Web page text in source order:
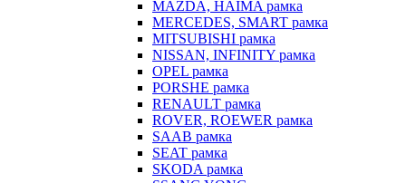
MAZDA, HAIMA рамка
MERCEDES, SMART рамка
MITSUBISHI рамка
NISSAN, INFINITY рамка
OPEL рамка
PORSHE рамка
RENAULT рамка
ROVER, ROEWER рамка
SAAB рамка
SEAT рамка
SKODA рамка